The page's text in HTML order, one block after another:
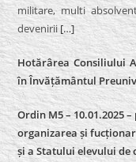
militare, multi
devenirii […]
Hotărârea Consiliului
în Învățământul
Ordin M5 –
organizarea și
și a Statului elevului